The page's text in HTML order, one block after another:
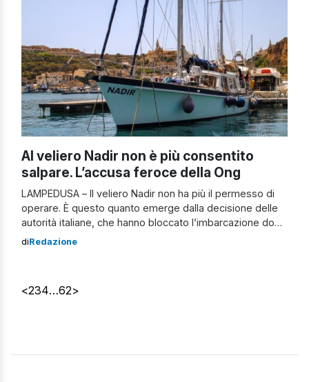
Al veliero Nadir non è più consentito
salpare. L’accusa feroce della Ong
LAMPEDUSA – Il veliero Nadir non ha più il permesso di
operare. È questo quanto emerge dalla decisione delle
autorità italiane, che hanno bloccato l’imbarcazione dopo
aver sbarcato a Lampedusa 59 migranti soccorsi nel
[…]
diRedazione
<234…62>